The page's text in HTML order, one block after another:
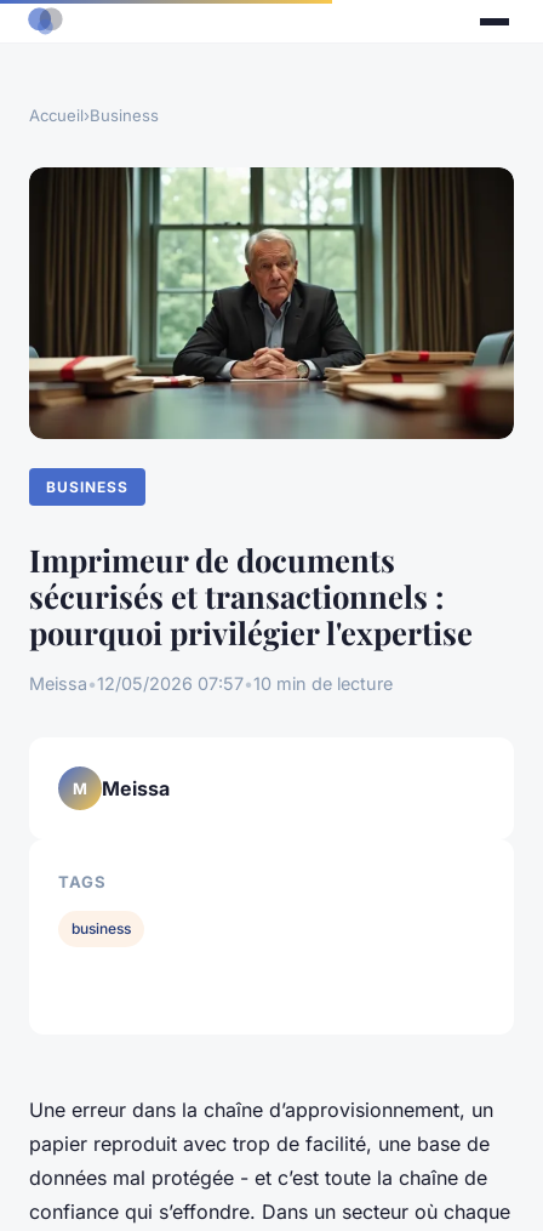
Accueil›Business
BUSINESS
Imprimeur de documents
sécurisés et transactionnels :
pourquoi privilégier l'expertise
Meissa•12/05/2026 07:57•10 min de lecture
Une erreur dans la chaîne d’approvisionnement, un
papier reproduit avec trop de facilité, une base de
données mal protégée - et c’est toute la chaîne de
confiance qui s’effondre. Dans un secteur où chaque
M Meissa
TAGS
business